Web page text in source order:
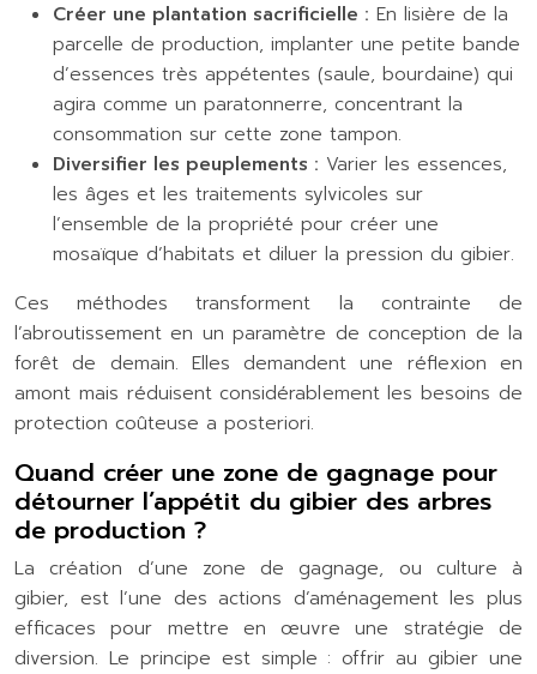
Créer une plantation sacrificielle : En lisière de la
parcelle de production, implanter une petite bande
d’essences très appétentes (saule, bourdaine) qui
agira comme un paratonnerre, concentrant la
consommation sur cette zone tampon.
Diversifier les peuplements : Varier les essences,
les âges et les traitements sylvicoles sur
l’ensemble de la propriété pour créer une
mosaïque d’habitats et diluer la pression du gibier.
Ces méthodes transforment la contrainte de
l’abroutissement en un paramètre de conception de la
forêt de demain. Elles demandent une réflexion en
amont mais réduisent considérablement les besoins de
protection coûteuse a posteriori.
Quand créer une zone de gagnage pour
détourner l’appétit du gibier des arbres
de production ?
La création d’une zone de gagnage, ou culture à
gibier, est l’une des actions d’aménagement les plus
efficaces pour mettre en œuvre une stratégie de
diversion. Le principe est simple : offrir au gibier une